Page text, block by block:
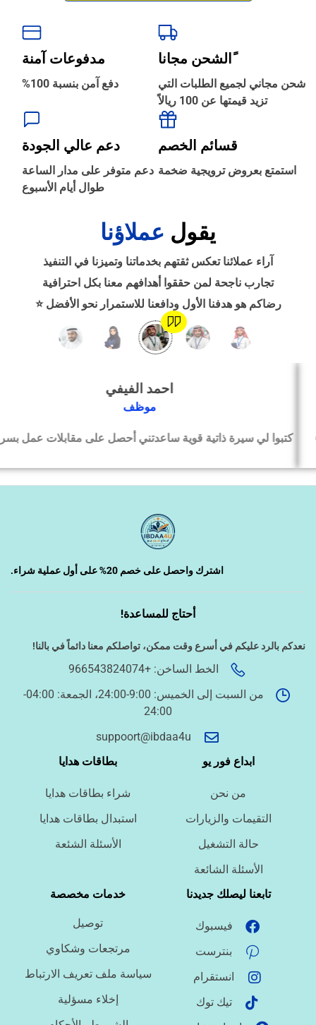
ًالشحن مجانا
شحن مجاني لجميع الطلبات التي
تزيد قيمتها عن 100 ريالاً
مدفوعات آمنة
دفع آمن بنسبة 100%
قسائم الخصم
استمتع بعروض ترويجية ضخمة
دعم عالي الجودة
دعم متوفر على مدار الساعة
طوال أيام الأسبوع
يقول عملاؤنا
آراء عملائنا تعكس ثقتهم بخدماتنا وتميزنا في التنفيذ
تجارب ناجحة لمن حققوا أهدافهم معنا بكل احترافية
رضاكم هو هدفنا الأول ودافعنا للاستمرار نحو الأفضل ⭐
احمد الفيفي
موظف
كتبوا لي سيرة ذاتية قوية ساعدتني أحصل على مقابلات عمل بسرعة
اشترك واحصل على خصم 20% على أول عملية شراء.
أحتاج للمساعدة!
نعدكم بالرد عليكم في أسرع وقت ممكن، تواصلكم معنا دائماً في بالنا!
الخط الساخن: +966543824074
من السبت إلى الخميس: 9:00-24:00، الجمعة: 04:00-
24:00
suppoort@ibdaa4u
ابداع فور يو
من نحن
التقيمات والزيارات
حالة التشغيل
الأسئلة الشائعة
بطاقات هدايا
شراء بطاقات هدايا
استبدال بطاقات هدايا
الأسئلة الشئعة
تابعنا ليصلك جديدنا
فيسبوك
بنترست
انستقرام
تيك توك
خدمات مخصصة
توصيل
مرتجعات وشكاوي
سياسة ملف تعريف الارتباط
إخلاء مسؤلية
الترجمة والبحوث ‹
الطباعة والأدوات المكتبية
حجز طيران ‹
الوظائف ‹
تصميم موقع/متجر/تطبيق
دراسة الجدوى وخطط المشاريع
الخدمات الإلكترونية الحكومية
ما نوع الملف؟
ما درجة الاستعجال؟
هل تحتاج تنسيقًا أو توثيق مراجع؟